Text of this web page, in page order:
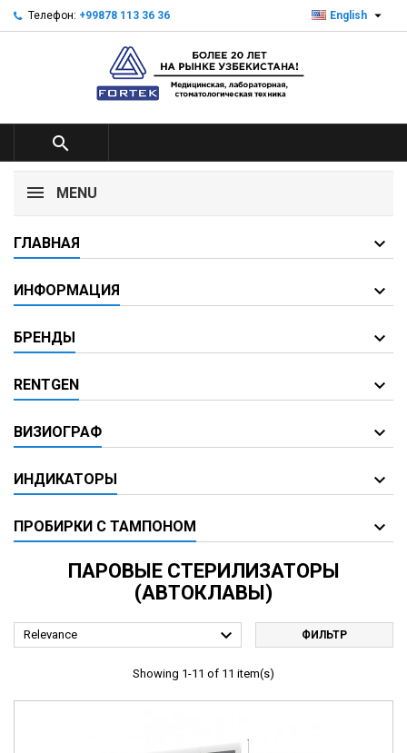
Телефон: +99878 113 36 36 English 

MENU
ГЛАВНАЯ
ИНФОРМАЦИЯ
БРЕНДЫ
RENTGEN
ВИЗИОГРАФ
ИНДИКАТОРЫ
ПРОБИРКИ С ТАМПОНОМ
ПАРОВЫЕ СТЕРИЛИЗАТОРЫ
(АВТОКЛАВЫ)
Relevance  ФИЛЬТР
Showing 1-11 of 11 item(s)